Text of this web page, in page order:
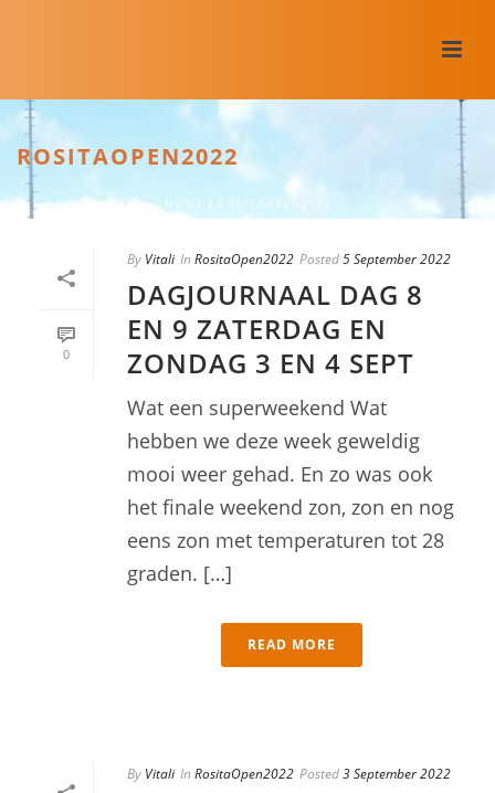
ROSITAOPEN2022
HOME / ROSITAOPEN2022
0
By Vitali In RositaOpen2022 Posted5 September 2022
DAGJOURNAAL DAG 8
EN 9 ZATERDAG EN
ZONDAG 3 EN 4 SEPT
Wat een superweekend Wat
hebben we deze week geweldig
mooi weer gehad. En zo was ook
het finale weekend zon, zon en nog
eens zon met temperaturen tot 28
graden. […]
READ MORE
By Vitali In RositaOpen2022 Posted3 September 2022